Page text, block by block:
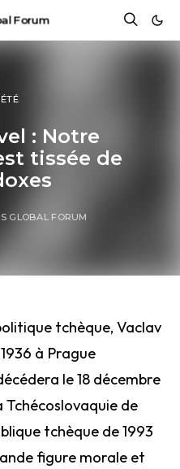
Forum
: Notre
tissée de
GLOBAL FORUM
tchèque, Vaclav
à Prague
le 18 décembre
Tchécoslovaquie de
tchèque de 1993
figure morale et